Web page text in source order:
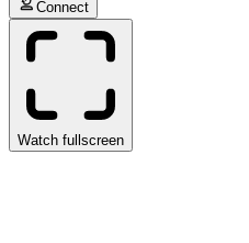
Connect
Watch fullscreen